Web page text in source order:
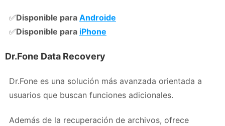
✅Disponible para Androide
✅Disponible para iPhone
Dr.Fone Data Recovery
Dr.Fone es una solución más avanzada orientada a
usuarios que buscan funciones adicionales.
Además de la recuperación de archivos, ofrece